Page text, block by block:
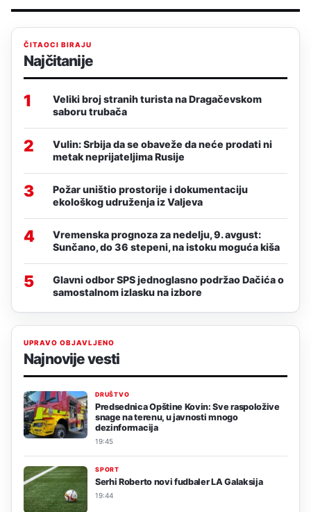
ČITAOCI BIRAJU
Najčitanije
1
Veliki broj stranih turista na Dragačevskom
saboru trubača
2
Vulin: Srbija da se obaveže da neće prodati ni
metak neprijateljima Rusije
3
Požar uništio prostorije i dokumentaciju
ekološkog udruženja iz Valjeva
4
Vremenska prognoza za nedelju, 9. avgust:
Sunčano, do 36 stepeni, na istoku moguća kiša
5
Glavni odbor SPS jednoglasno podržao Dačića o
samostalnom izlasku na izbore
UPRAVO OBJAVLJENO
Najnovije vesti
DRUŠTVO
Predsednica Opštine Kovin: Sve raspoložive
snage na terenu, u javnosti mnogo
dezinformacija
19:45
SPORT
Serhi Roberto novi fudbaler LA Galaksija
19:44